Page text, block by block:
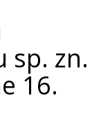
sp. zn.
16.